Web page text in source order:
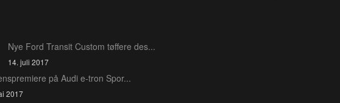
Nye Ford Transit Custom tøffere des...
14. juli 2017
på Audi e‑tron Spor...
2017